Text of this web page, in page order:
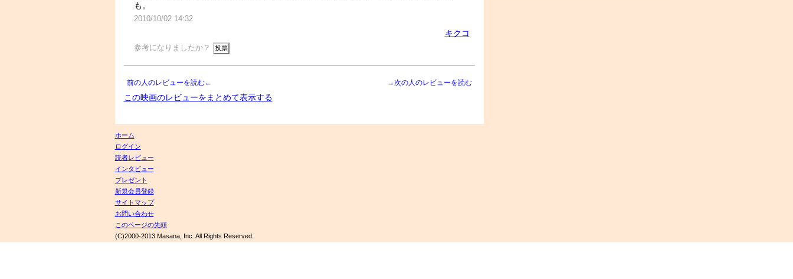
も。
2010/10/02 14:32
キクコ
参考になりましたか？
→次の人のレビューを読む
前の人のレビューを読む←
この映画のレビューをまとめて表示する
ホーム
ログイン
読者レビュー
インタビュー
プレゼント
新規会員登録
サイトマップ
お問い合わせ
このページの先頭
(C)2000-2013 Masana, Inc. All Rights Reserved.